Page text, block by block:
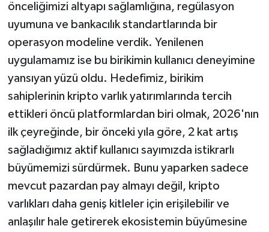
önceliğimizi altyapı sağlamlığına, regülasyon
uyumuna ve bankacılık standartlarında bir
operasyon modeline verdik. Yenilenen
uygulamamız ise bu birikimin kullanıcı deneyimine
yansıyan yüzü oldu. Hedefimiz, birikim
sahiplerinin kripto varlık yatırımlarında tercih
ettikleri öncü platformlardan biri olmak, 2026'nın
ilk çeyreğinde, bir önceki yıla göre, 2 kat artış
sağladığımız aktif kullanıcı sayımızda istikrarlı
büyümemizi sürdürmek. Bunu yaparken sadece
mevcut pazardan pay almayı değil, kripto
varlıkları daha geniş kitleler için erişilebilir ve
anlaşılır hale getirerek ekosistemin büyümesine